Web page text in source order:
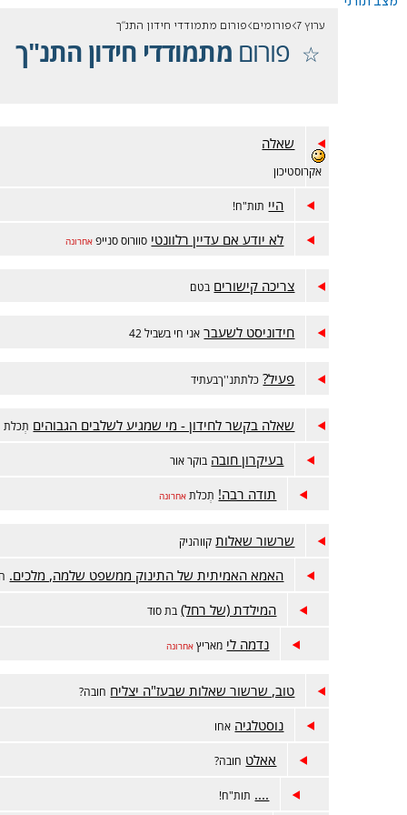
ערוץ 7 פורומים פורום מתמודדי חידון התנ"ך
פורום מתמודדי חידון התנ"ך
שאלה
אקרוסטיכון
היי תות"ח!
לא יודע אם עדיין רלוונטי סוורוס סנייפ אחרונה
צריכה קישורים בטם
חידוניסט לשעבר אני חי בשביל 42
פעיל? כלתתנ''ךבעתיד
שאלה בקשר לחידון - מי שמגיע לשלבים הגבוהים תְכלת
בעיקרון חובה בוקר אור
תודה רבה! תְכלת אחרונה
שרשור שאלות קווהניק
האמא האמיתית של התינוק ממשפט שלמה, מלכים.
המילדת (של רחל) בת סוד
נדמה לי מאריץ אחרונה
טוב, שרשור שאלות שבעז"ה יצליח חובה?
נוסטלגיה אחו
אאלט חובה?
.... תות"ח!